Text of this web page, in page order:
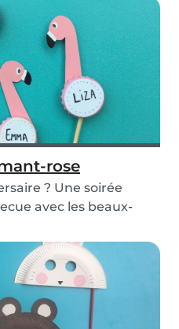
rose
? Une soirée
avec les beaux-